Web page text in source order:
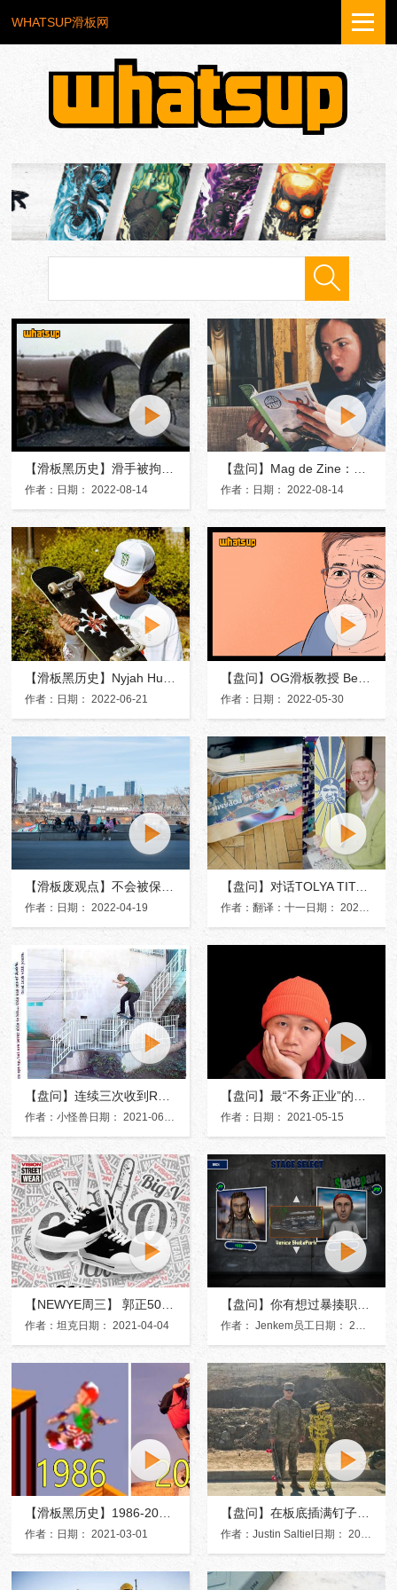
WHATSUP滑板网
【滑板黑历史】滑手被拘捕？挪威上世纪曾经发布禁令11年
作者：日期： 2022-08-14
【盘问】Mag de Zine：聚焦法国女滑手的滑板杂志
作者：日期： 2022-08-14
作者：日期： 2022-06-21
【盘问】OG滑板教授 Becky Beal：当滑板成为学术研究对象
作者：日期： 2022-05-30
【滑板废观点】不会被保安“撵出去”的公园——K桥公园
作者：日期： 2022-04-19
【盘问】对话TOLYA TITAEV，未来俄罗斯滑板的走向
作者：翻译：十一日期： 2021-08-28
作者：日期： 2021-05-15
作者：坦克日期： 2021-04-04 作者： Jenkem员工日期： 2021-03-14
【滑板黑历史】1986-2020年滑板游戏的变迁！
作者：日期： 2021-03-01
【盘问】在板底插满钉子做招的奇葩滑手！
作者：Justin Saltiel日期： 2021-02-08